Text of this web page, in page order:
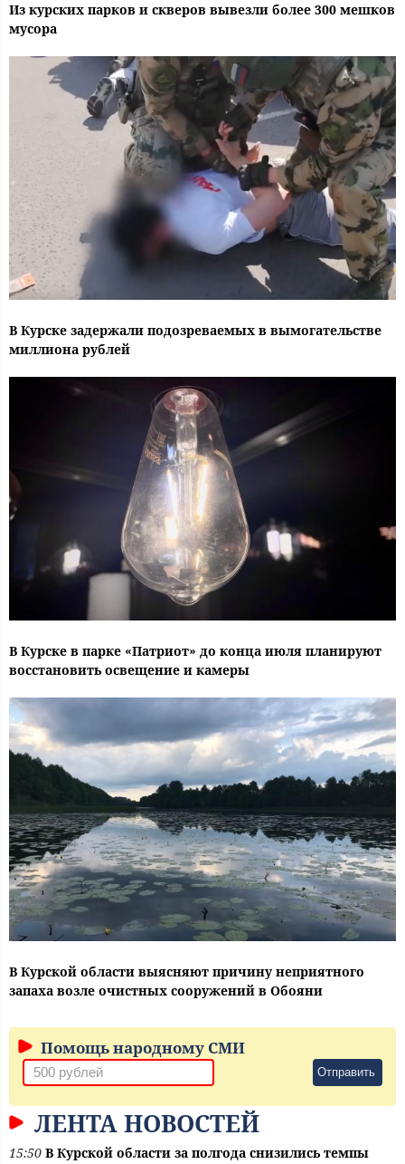
Из курских парков и скверов вывезли более 300 мешков
мусора
В Курске задержали подозреваемых в вымогательстве
миллиона рублей
В Курске в парке «Патриот» до конца июля планируют
восстановить освещение и камеры
В Курской области выясняют причину неприятного
запаха возле очистных сооружений в Обояни
Помощь народному СМИ
Отправить
ЛЕНТА НОВОСТЕЙ
15:50 В Курской области за полгода снизились темпы